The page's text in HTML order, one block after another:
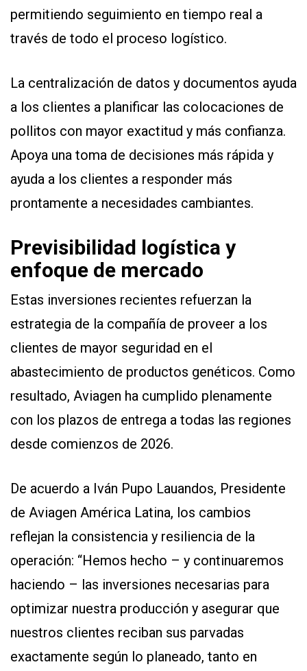
permitiendo seguimiento en tiempo real a
través de todo el proceso logístico.
La centralización de datos y documentos ayuda
a los clientes a planificar las colocaciones de
pollitos con mayor exactitud y más confianza.
Apoya una toma de decisiones más rápida y
ayuda a los clientes a responder más
prontamente a necesidades cambiantes.
Previsibilidad logística y
enfoque de mercado
Estas inversiones recientes refuerzan la
estrategia de la compañía de proveer a los
clientes de mayor seguridad en el
abastecimiento de productos genéticos. Como
resultado, Aviagen ha cumplido plenamente
con los plazos de entrega a todas las regiones
desde comienzos de 2026.
De acuerdo a Iván Pupo Lauandos, Presidente
de Aviagen América Latina, los cambios
reflejan la consistencia y resiliencia de la
operación: “Hemos hecho – y continuaremos
haciendo – las inversiones necesarias para
optimizar nuestra producción y asegurar que
nuestros clientes reciban sus parvadas
exactamente según lo planeado, tanto en